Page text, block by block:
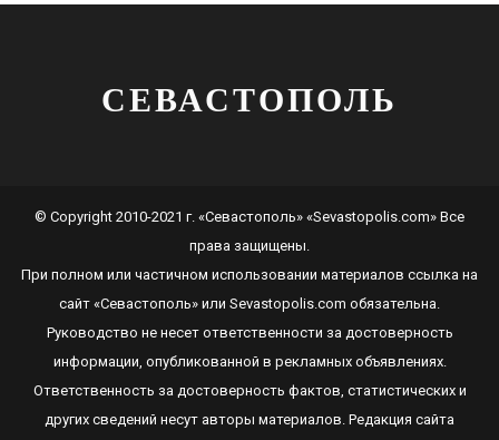
СЕВАСТОПОЛЬ
© Copyright 2010-2021 г. «Севастополь» «Sevastopolis.com» Все
права защищены.
При полном или частичном использовании материалов ссылка на
сайт «Севастополь» или Sevastopolis.com обязательна.
Руководство не несет ответственности за достоверность
информации, опубликованной в рекламных объявлениях.
Ответственность за достоверность фактов, статистических и
других сведений несут авторы материалов. Редакция сайта